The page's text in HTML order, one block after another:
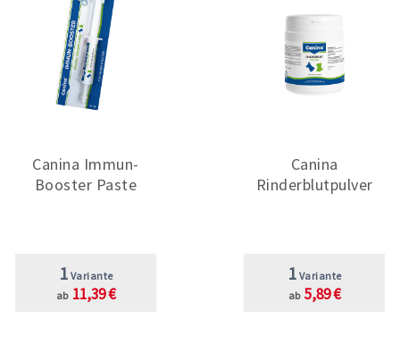
Canina Immun-
Booster Paste
1 Variante
ab 11,39 €
Canina
Rinderblutpulver
1 Variante
ab 5,89 €